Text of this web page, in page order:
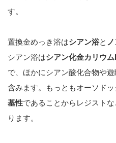
す。
置換金めっき浴はシアン浴と
シアン浴はシアン化金カリウム
で、ほかにシアン酸化合物や
含みます。もっともオーソド
基性であることからレジスト
ります。